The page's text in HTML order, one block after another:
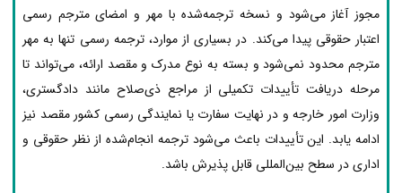
مجوز آغاز می‌شود و نسخه ترجمه‌شده با مهر و امضای مترجم رسمی
اعتبار حقوقی پیدا می‌کند. در بسیاری از موارد، ترجمه رسمی تنها به مهر
مترجم محدود نمی‌شود و بسته به نوع مدرک و مقصد ارائه، می‌تواند تا
مرحله دریافت تأییدات تکمیلی از مراجع ذی‌صلاح مانند دادگستری،
وزارت امور خارجه و در نهایت سفارت یا نمایندگی رسمی کشور مقصد نیز
ادامه یابد. این تأییدات باعث می‌شود ترجمه انجام‌شده از نظر حقوقی و
اداری در سطح بین‌المللی قابل پذیرش باشد.